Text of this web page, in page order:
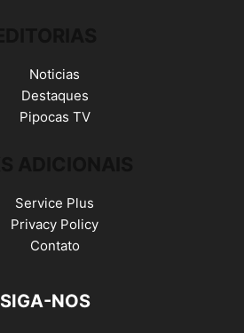
Noticias
Destaques
Pipocas TV
Service Plus
Privacy Policy
Contato
SIGA-NOS